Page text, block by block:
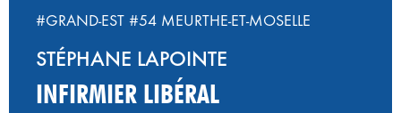
#GRAND-EST #54 MEURTHE-ET-MOSELLE
STÉPHANE LAPOINTE
INFIRMIER LIBÉRAL